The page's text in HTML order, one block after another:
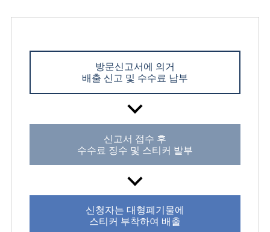
방문신고서에 의거
배출 신고 및 수수료 납부
신고서 접수 후
수수료 징수 및 스티커 발부
신청자는 대형폐기물에
스티커 부착하여 배출